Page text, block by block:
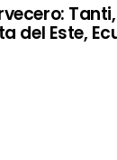
del Este,